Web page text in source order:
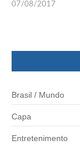
07/08/2017
Brasil / Mundo
Capa
Entretenimento